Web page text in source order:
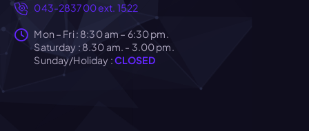
043-283700 ext. 1522
Mon – Fri : 8:30 am – 6:30 pm.
Saturday : 8.30 am. - 3.00 pm.
Sunday/Holiday :CLOSED